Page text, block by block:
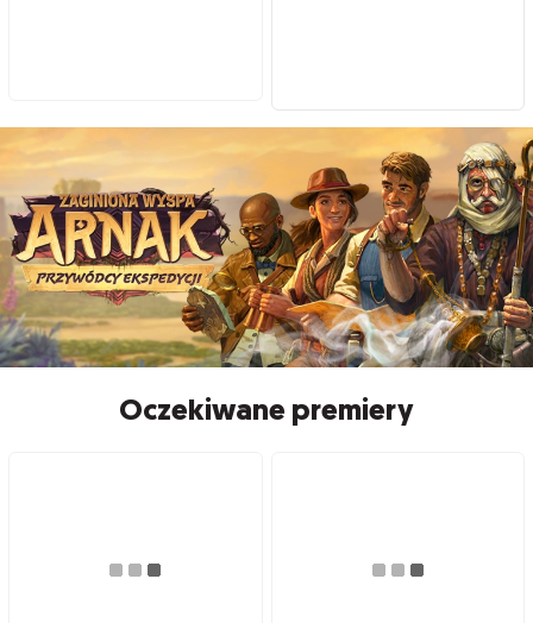
Oczekiwane premiery